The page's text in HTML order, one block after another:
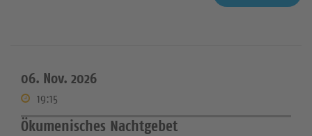
06. Nov. 2026
19:15
Ökumenisches Nachtgebet